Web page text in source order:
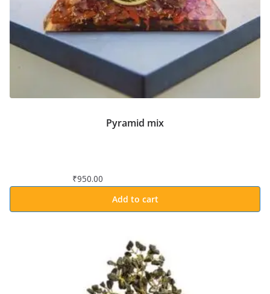
Pyramid mix
₹950.00
Add to cart